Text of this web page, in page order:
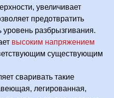
увеличивает
предотвратить
уровень разбрызгивания.
высоким напряжением
существующим
сваривать такие
легированная,